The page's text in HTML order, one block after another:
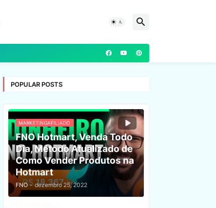
POPULAR POSTS
MARKETINGAFILIADO
FNO Hotmart, Venda Todo
Dia, Método Atualizado de
Como Vender Produtos na
Hotmart
FNO - dezembro 25, 2022